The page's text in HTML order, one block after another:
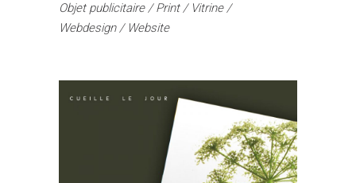
Objet publicitaire
Print
Vitrine
Webdesign
Website